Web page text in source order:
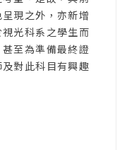
現之外，亦新增
光科系之學生而
至為準備最終證
對此科目有興趣